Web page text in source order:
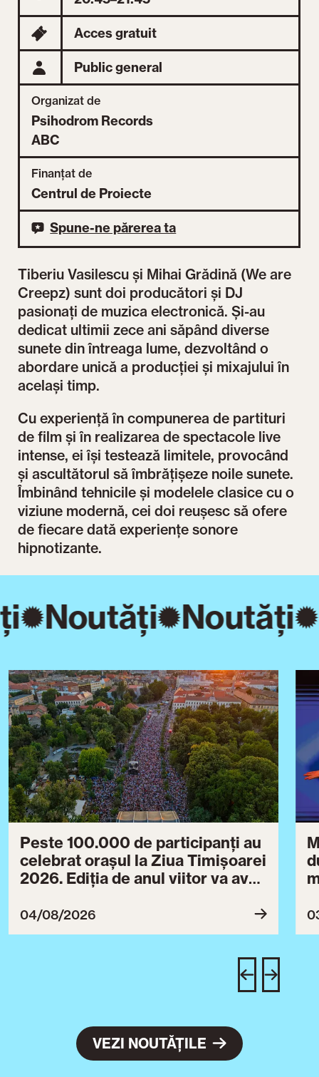
Tiberiu Vasilescu și Mihai Grădină (We are
Creepz) sunt doi producători și DJ
pasionați de muzica electronică. Și-au
dedicat ultimii zece ani săpând diverse
sunete din întreaga lume, dezvoltând o
abordare unică a producției și mixajului în
același timp.
Cu experiență în compunerea de partituri
de film și în realizarea de spectacole live
intense, ei își testează limitele, provocând
și ascultătorul să îmbrățișeze noile sunete.
Îmbinând tehnicile și modelele clasice cu o
viziune modernă, cei doi reușesc să ofere
de fiecare dată experiențe sonore
hipnotizante.
Acces gratuit
Public general
Organizat de
Psihodrom Records
ABC
Finanțat de
Centrul de Proiecte
Spune-ne părerea ta
Noutăți Noutăți
Peste 100.000 de participanți au
celebrat orașul la Ziua Timișoarei
2026. Ediția de anul viitor va avea
04/08/2026
VEZI NOUTĂȚILE